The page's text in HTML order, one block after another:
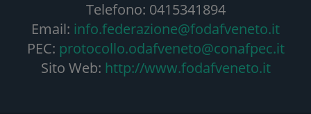
Telefono: 0415341894
Email: info.federazione@fodafveneto.it
PEC: protocollo.odafveneto@conafpec.it
Sito Web: http://www.fodafveneto.it